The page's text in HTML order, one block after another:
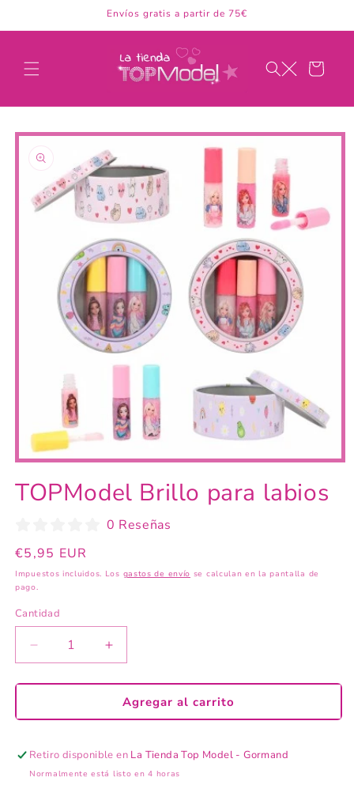
al contenido
Envíos gratis a partir de 75€
Carrito
directamente
información
del producto
Abrir
multimedia
1
modal
TOPModel Brillo para labios
0 Reseñas
Precio
habitual
€5,95 EUR
Impuestos incluidos. Los gastos de envío se calculan en la pantalla de
pago.
Cantidad
Reducir
cantidad
para
Brillo
labios
Aumentar
cantidad
para
TOPModel
Brillo
labios
Agregar al carrito
Retiro disponible en La Tienda Top Model - Gormand
Normalmente está listo en 4 horas